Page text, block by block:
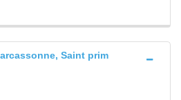
Saint prim